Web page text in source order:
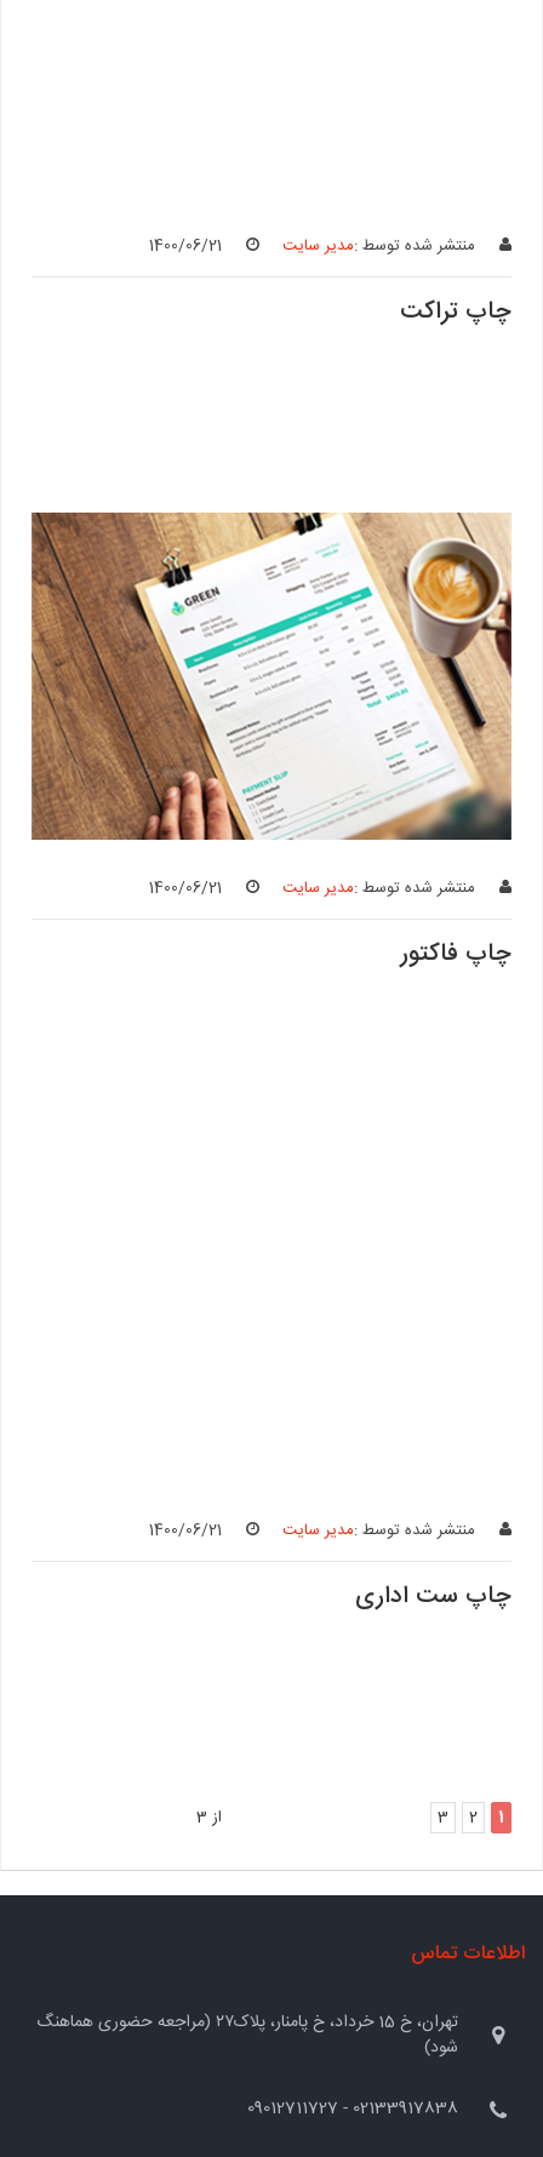
منتشر شده توسط :مدیر سایت 1400/06/21
چاپ تراکت
منتشر شده توسط :مدیر سایت 1400/06/21
چاپ فاکتور
منتشر شده توسط :مدیر سایت 1400/06/21
چاپ ست اداری
1
2
3 از 3
اطلاعات تماس
تهران، خ 15 خرداد، خ پامنار، پلاک۲۷ (مراجعه حضوری هماهنگ
شود)
02133917838 - 09012711727